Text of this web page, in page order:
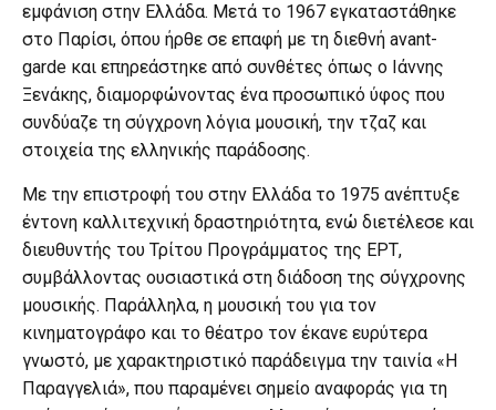
εμφάνιση στην Ελλάδα. Μετά το 1967 εγκαταστάθηκε
στο Παρίσι, όπου ήρθε σε επαφή με τη διεθνή avant-
garde και επηρεάστηκε από συνθέτες όπως ο Ιάννης
Ξενάκης, διαμορφώνοντας ένα προσωπικό ύφος που
συνδύαζε τη σύγχρονη λόγια μουσική, την τζαζ και
στοιχεία της ελληνικής παράδοσης.
Με την επιστροφή του στην Ελλάδα το 1975 ανέπτυξε
έντονη καλλιτεχνική δραστηριότητα, ενώ διετέλεσε και
διευθυντής του Τρίτου Προγράμματος της ΕΡΤ,
συμβάλλοντας ουσιαστικά στη διάδοση της σύγχρονης
μουσικής. Παράλληλα, η μουσική του για τον
κινηματογράφο και το θέατρο τον έκανε ευρύτερα
γνωστό, με χαρακτηριστικό παράδειγμα την ταινία «Η
Παραγγελιά», που παραμένει σημείο αναφοράς για τη